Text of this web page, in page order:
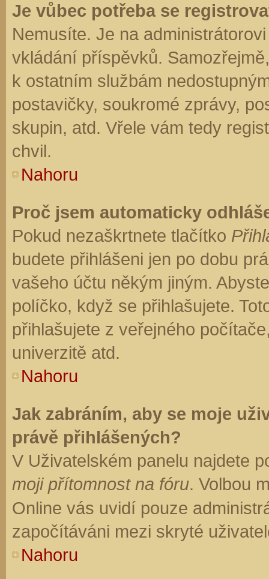
Je vůbec potřeba se
Nemusíte. Je na
vkládání příspěvků.
k ostatním službám
postavičky, soukromé zprávy,
skupin, atd. Vřele vám tedy
chvil.
Nahoru
Proč jsem automaticky
Pokud nezaškrtnete tlačítko
budete přihlášeni jen po dobu
vašeho účtu někým jiným.
políčko, když se přihlašujete.
přihlašujete z veřejného
univerzitě atd.
Nahoru
Jak zabráním, aby se moje
právě přihlášených?
V Uživatelském panelu najdete
moji přítomnost na fóru. Volbou
Online vás uvidí pouze
započítáváni mezi skryté
Nahoru